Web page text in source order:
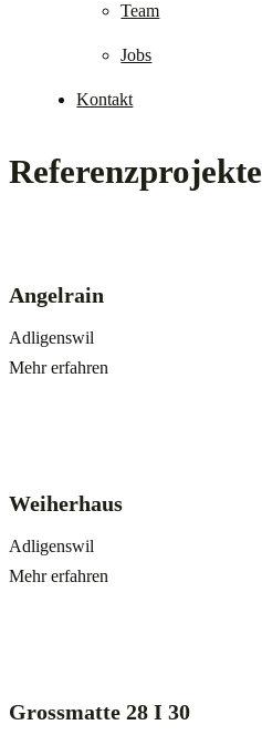
Team
Jobs
Kontakt
Referenzprojekte
Angelrain
Adligenswil
Mehr erfahren
Weiherhaus
Adligenswil
Mehr erfahren
Grossmatte 28 I 30